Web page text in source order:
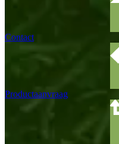
Contact
Productaanvraag